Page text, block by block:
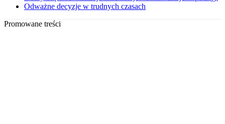
Odważne decyzje w trudnych czasach
Promowane treści